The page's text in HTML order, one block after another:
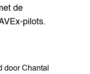
de
pilots.
door Chantal